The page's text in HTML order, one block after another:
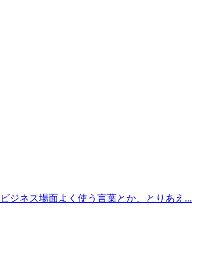
ジネス場面よく使う言葉とか、とりあえ...